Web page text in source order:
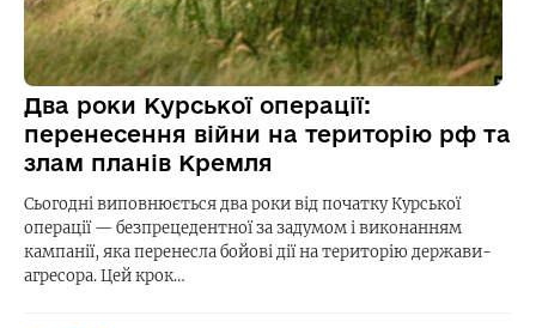
Два роки Курської операції:
перенесення війни на територію рф та
злам планів Кремля
Сьогодні виповнюється два роки від початку Курської
операції — безпрецедентної за задумом і виконанням
кампанії, яка перенесла бойові дії на територію держави-
агресора. Цей крок…